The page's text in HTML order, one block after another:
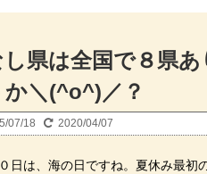
県は全国で８県
か＼(^o^)／？
07/18 2020/04/07
日は、海の日ですね。夏休み最初